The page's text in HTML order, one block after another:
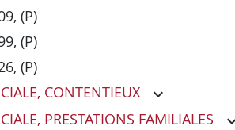
(P)
(P)
(P)
CONTENTIEUX
PRESTATIONS FAMILIALES